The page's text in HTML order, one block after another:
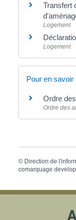
Transfert
Logement
Logement
Pour en savoir
Ordre
Ordre des
© Direction de
comarquage